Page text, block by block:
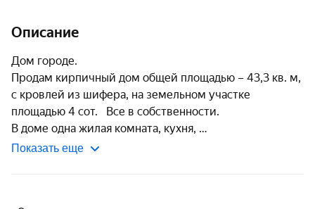
Описание
Дом городе.
Продам кирпичный дом общей площадью – 43,3 кв. м,
с кровлей из шифера, на земельном участке
площадью 4 сот.   Все в собственности.
В доме одна жилая комната, кухня,
Показать еще